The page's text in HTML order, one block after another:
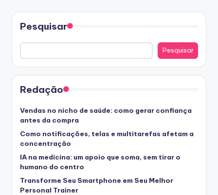
por
posts
Pesquisar
Pesquisar
Redação
Vendas no nicho de saúde: como gerar confiança
antes da compra
Como notificações, telas e multitarefas afetam a
concentração
IA na medicina: um apoio que soma, sem tirar o
humano do centro
Transforme Seu Smartphone em Seu Melhor
Personal Trainer